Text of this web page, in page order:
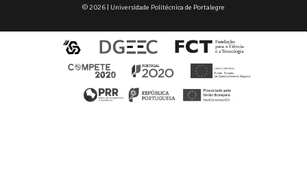
© 2026 | Universidade Politécnica de Portalegre